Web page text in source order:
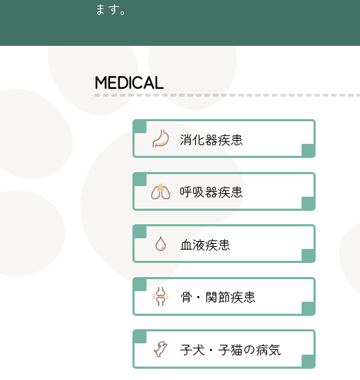
ます。
MEDICAL
消化器疾患
呼吸器疾患
血液疾患
骨・関節疾患
子犬・子猫の病気